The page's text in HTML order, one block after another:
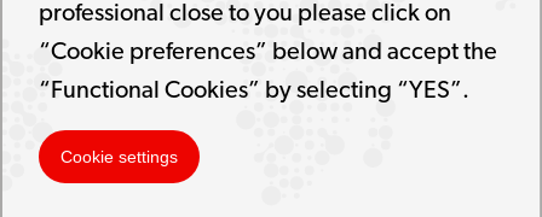
professional close to you please click on
“Cookie preferences” below and accept the
“Functional Cookies” by selecting “YES”.
Cookie settings